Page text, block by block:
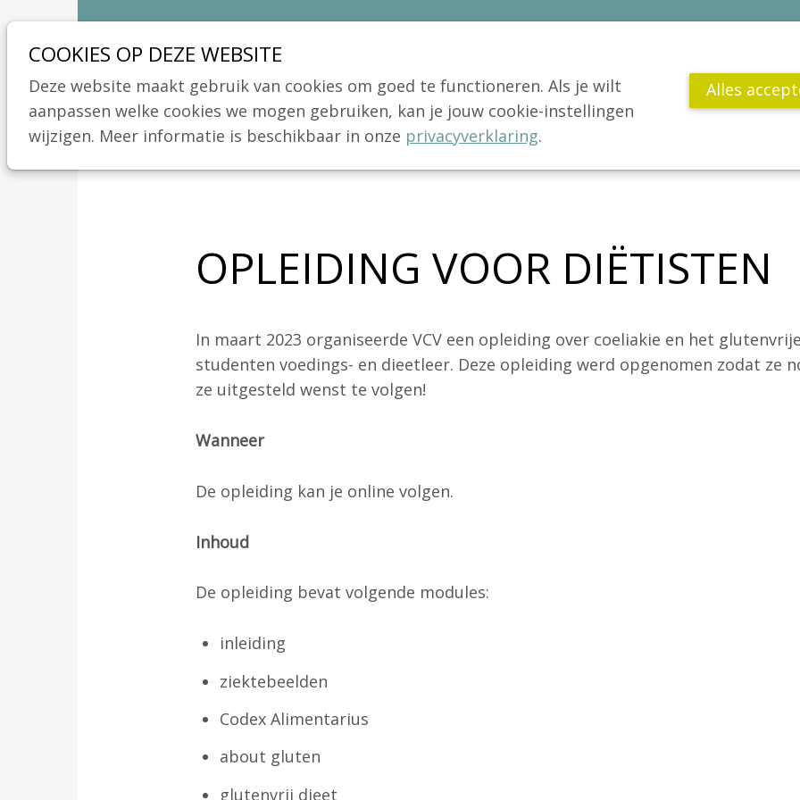
COOKIES OP DEZE WEBSITE
Deze website maakt gebruik van cookies om goed te functioneren. Als je wilt
aanpassen welke cookies we mogen gebruiken, kan je jouw cookie-instellingen
wijzigen. Meer informatie is beschikbaar in onze privacyverklaring.
Alles
over
Spring
naar
navigatie
VCV Jong! Actua Publicaties
OPLEIDING VOOR DIËTISTEN
In maart 2023 organiseerde VCV een opleiding over coeliakie en het
studenten voedings- en dieetleer. Deze opleiding werd opgenomen zodat ze
ze uitgesteld wenst te volgen!
Wanneer
De opleiding kan je online volgen.
Inhoud
De opleiding bevat volgende modules:
inleiding
ziektebeelden
Codex Alimentarius
about gluten
glutenvrij dieet